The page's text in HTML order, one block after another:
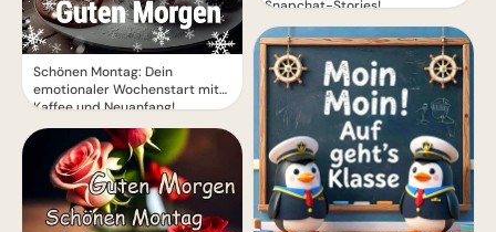
Schönen Montag: Dein
emotionaler Wochenstart mit
Kaffee und Neuanfang!
Snapchat-Stories!